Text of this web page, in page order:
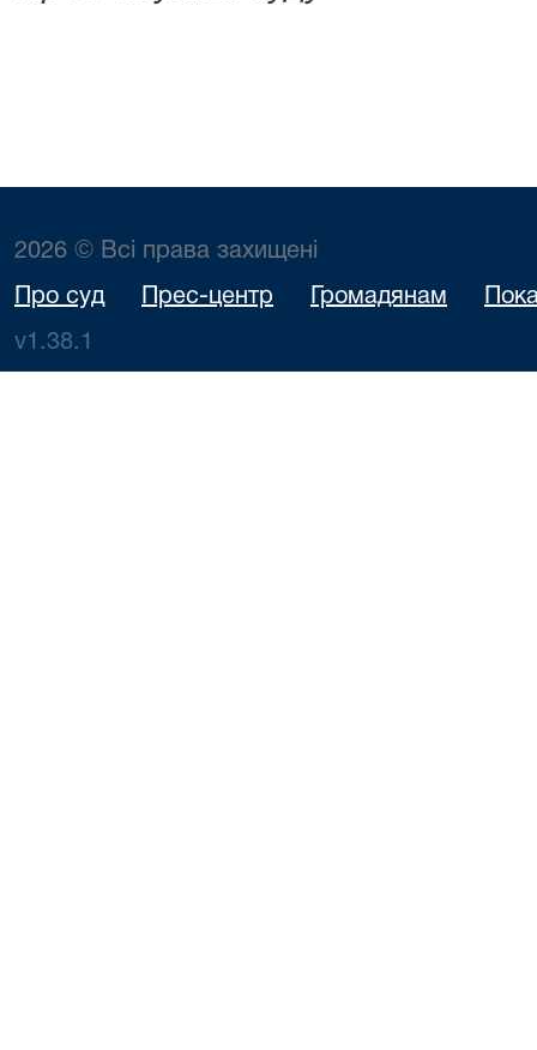
2026 © Всі права захищені
Про суд Прес-центр Громадянам
v1.38.1